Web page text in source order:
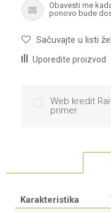
Obavesti me
ponovo bude
Sačuvajte u listi
Uporedite proizvod
Web kredit
primer
Karakteristika